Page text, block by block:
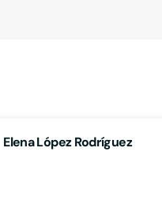
Elena López Rodríguez